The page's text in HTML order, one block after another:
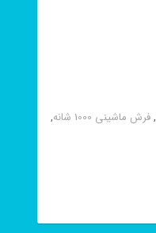
,فرش ماشینی 1000 شانه
,